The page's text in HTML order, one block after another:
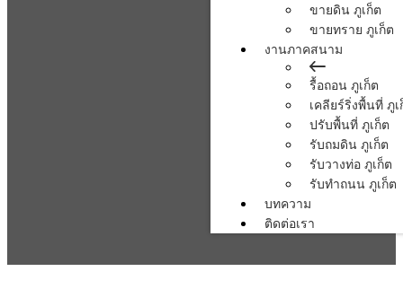
ขายดิน ภูเก็ต
ขายทราย ภูเก็ต
งานภาคสนาม
รื้อถอน ภูเก็ต
เคลียร์ริ่งพื้นที่ ภู
ปรับพื้นที่ ภูเก็ต
รับถมดิน ภูเก็ต
รับวางท่อ ภูเก็ต
รับทำถนน ภูเก็ต
บทความ
ติดต่อเรา